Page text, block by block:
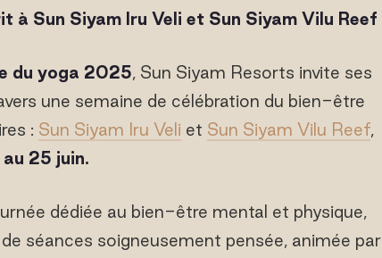
Sun Siyam Iru Veli et Sun Siyam Vilu Reef
du yoga 2025, Sun Siyam Resorts invite ses
une semaine de célébration du bien-être
: Sun Siyam Iru Veli et Sun Siyam Vilu Reef,
au 25 juin.
dédiée au bien-être mental et physique,
séances soigneusement pensée, animée par